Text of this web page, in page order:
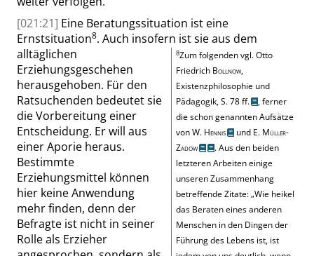
[021:21] Eine Beratungssituation ist eine
Ernstsituation8
8Zum folgendenvgl. Otto
Friedrich Bollnow,
Existenzphilosophie und
Pädagogik,S. 78 ff.
, ferner
die schon genannten Aufsätze
vonW. Hennis und E. Müller-
Zadow
. Aus den beiden
letzteren Arbeiten einige
unseren Zusammenhang
betreffende Zitate:„Wie heikel
das Beraten eines anderen
Menschen in den Dingen der
Führung des Lebens ist, ist
. Auch insofern ist sie aus dem
alltäglichen
Erziehungsgeschehen
herausgehoben. Für den
Ratsuchenden bedeutet sie
die Vorbereitung einer
Entscheidung. Er will aus
einer Aporie heraus.
Bestimmte
Erziehungsmittel können
hier keine Anwendung
mehr finden, denn der
Befragte ist nicht in seiner
Rolle als Erzieher